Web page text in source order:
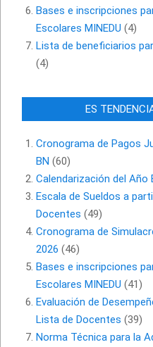
Bases e inscripciones
Escolares MINEDU (4)
Lista de beneficiarios
(4)
ES
Cronograma de Pagos
BN (60)
Calendarización del Año
Escala de Sueldos a
Docentes (49)
Cronograma de
2026 (46)
Bases e inscripciones
Escolares MINEDU (41)
Evaluación de
Lista de Docentes (39)
Norma Técnica para la